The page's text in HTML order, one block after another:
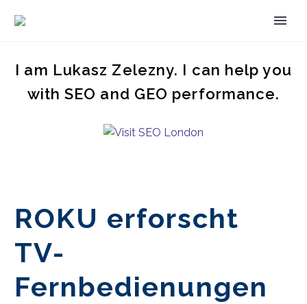
DE
I am Lukasz Zelezny. I can help you
with SEO and GEO performance.
ROKU erforscht
TV-
Fernbedienungen